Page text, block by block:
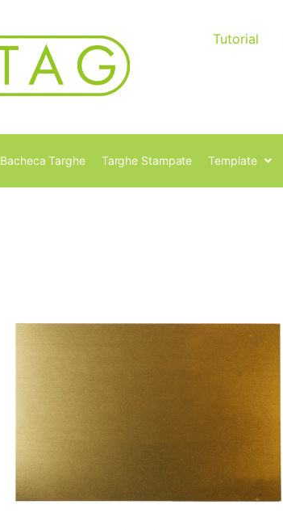
Tutorial
Bacheca Targhe Targhe Stampate Template